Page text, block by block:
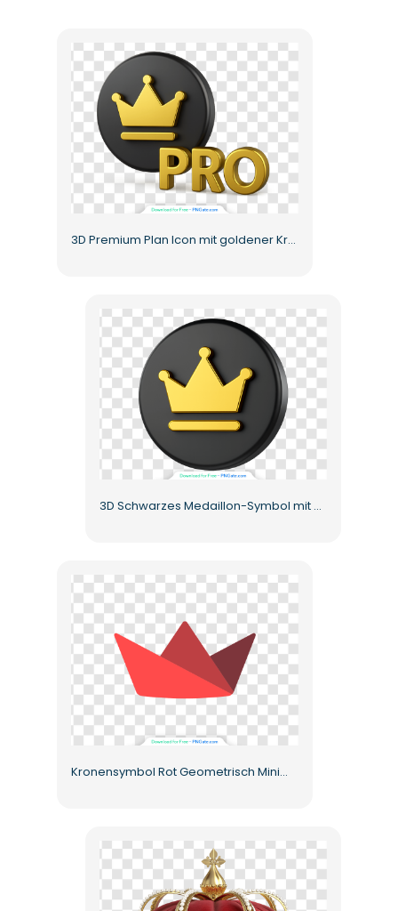
3D Premium Plan Icon mit goldener Krone Kostenloses PNG
3D Schwarzes Medaillon-Symbol mit goldener Krone, Luxus-Premium-Abzeichen, kostenloses PNG
Kronensymbol Rot Geometrisch Minimalistischer Stil Kostenloses PNG